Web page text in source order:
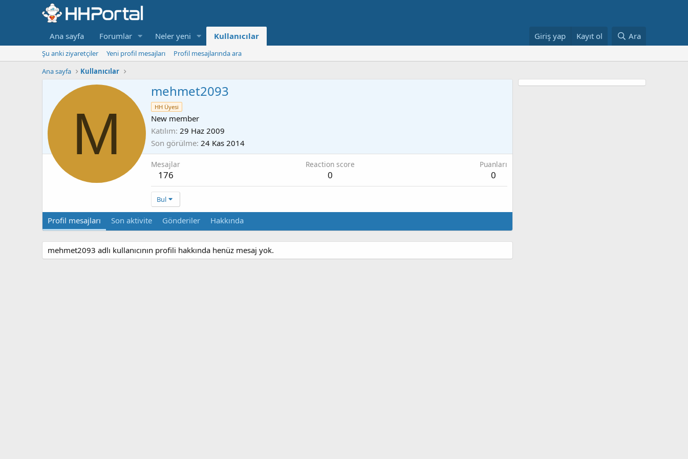
Ana sayfa Forumlar Neler yeni Kullanıcılar Giriş yap Kayıt ol Ara
Şu anki ziyaretçiler Yeni profil mesajları
Profil mesajlarında ara
Ana sayfa
Kullanıcılar
M
mehmet2093
HH Üyesi
New member
Katılım 29 Haz 2009
Son görülme 24 Kas 2014
Mesajlar
176
Reaction score
0
Puanları
0
Bul
Profil mesajları Son aktivite Gönderiler Hakkında
mehmet2093 adlı kullanıcının profili hakkında henüz mesaj yok.